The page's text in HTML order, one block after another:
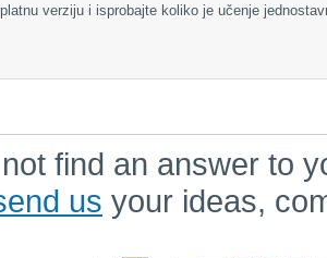
verziju i isprobajte koliko je učenje
find an answer to
us your ideas,